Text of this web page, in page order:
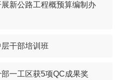
新公路工程概预算编制办
干部培训班
一工区获5项QC成果奖